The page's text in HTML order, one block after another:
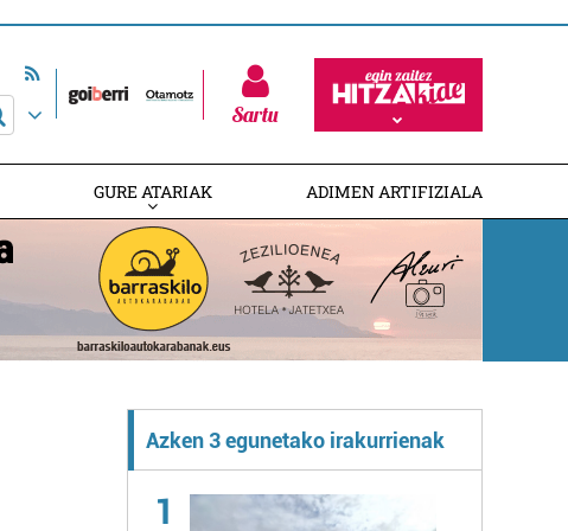
Sartu
GURE ATARIAK ADIMEN ARTIFIZIALA
Azken 3 egunetako irakurrienak
1